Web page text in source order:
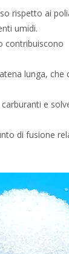
rispetto ai
umidi.
contribuiscono
lunga, che
e
di fusione